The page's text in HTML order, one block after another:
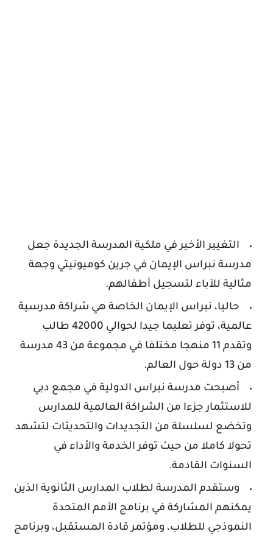
التغيير الأخير في ملكية المدرسة الجديدة جعل
مدرسة نبراس الإيمان في جرين كوميونيتي وجهة
مثالية للآباء لتسجيل أطفالهم.
حاليا، نبراس الإيمان الخاصة هي شراكة مدرسية
عالمية، توفر تعليما جيدا لحوالي 42000 طالب
وتقدم 11 منهجا مختلفا في مجموعة من 43 مدرسة
من 13 دولة حول العالم.
أصبحت مدرسة نبراس الدولية في مجمع دبي
للاستثمار جزءا من الشراكة العالمية للمدارس
وتخضع لسلسلة من التجديدات والتحديثات لتشهد
تحولا كاملا من حيث توفر الخدمة والأداء في
السنوات القادمة.
وستقدم المدرسة لطلاب المدارس الثانوية الذين
يمكنهم المشاركة في برنامج الأمم المتحدة
النموذجي للطلاب، ومؤتمر قادة المستقبل، وبرنامج